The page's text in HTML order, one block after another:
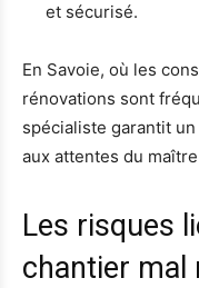
et sécurisé.
En Savoie, où les
rénovations sont
spécialiste garantit
aux attentes du maître
Les risques
chantier mal